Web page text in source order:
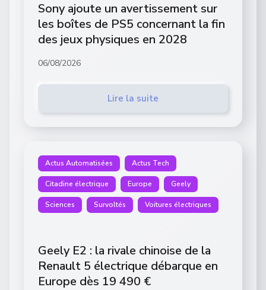
Sony ajoute un avertissement sur
les boîtes de PS5 concernant la fin
des jeux physiques en 2028
06/08/2026
Lire la suite
Actus Automatisées Actus Tech
Citadine électrique Europe Geely
Sciences Survoltés Voitures électriques
Geely E2 : la rivale chinoise de la
Renault 5 électrique débarque en
Europe dès 19 490 €